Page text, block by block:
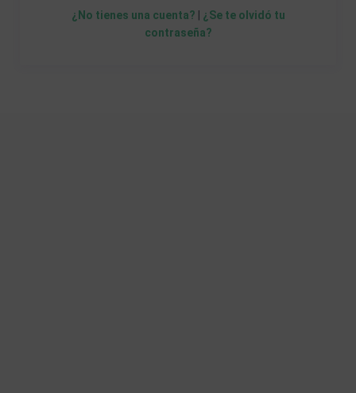
¿No tienes una cuenta?
¿Se te olvidó tu
contraseña?